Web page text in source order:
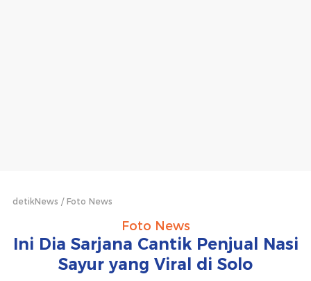
detikNews Foto News
Foto News
Ini Dia Sarjana Cantik Penjual Nasi
Sayur yang Viral di Solo